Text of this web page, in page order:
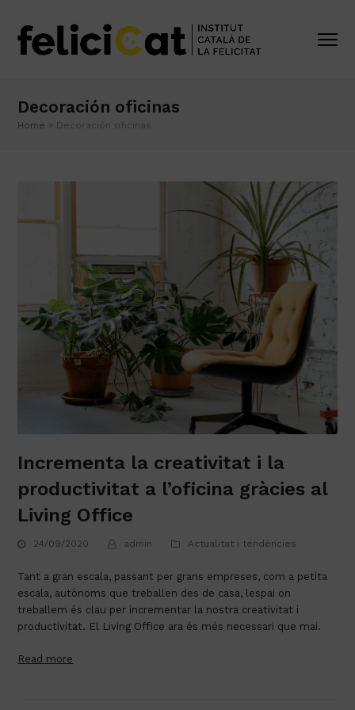
Decoración oficinas
Home » Decoración oficinas
Incrementa la creativitat i la
productivitat a l’oficina gràcies al
Living Office
24/09/2020 admin Actualitat i tendències
Tant a gran escala, passant per grans empreses, com a petita
escala, autònoms que treballen des de casa, lespai on
treballem és clau per incrementar la nostra creativitat i
productivitat. El Living Office ara és més necessari que mai.
Read more